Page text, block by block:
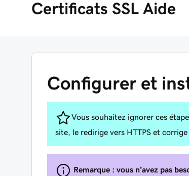
Certificats SSL Aide
Configurer et
Vous souhaitez ignorer ces
site, le redirige vers HTTPS et
Remarque : vous n’avez pas